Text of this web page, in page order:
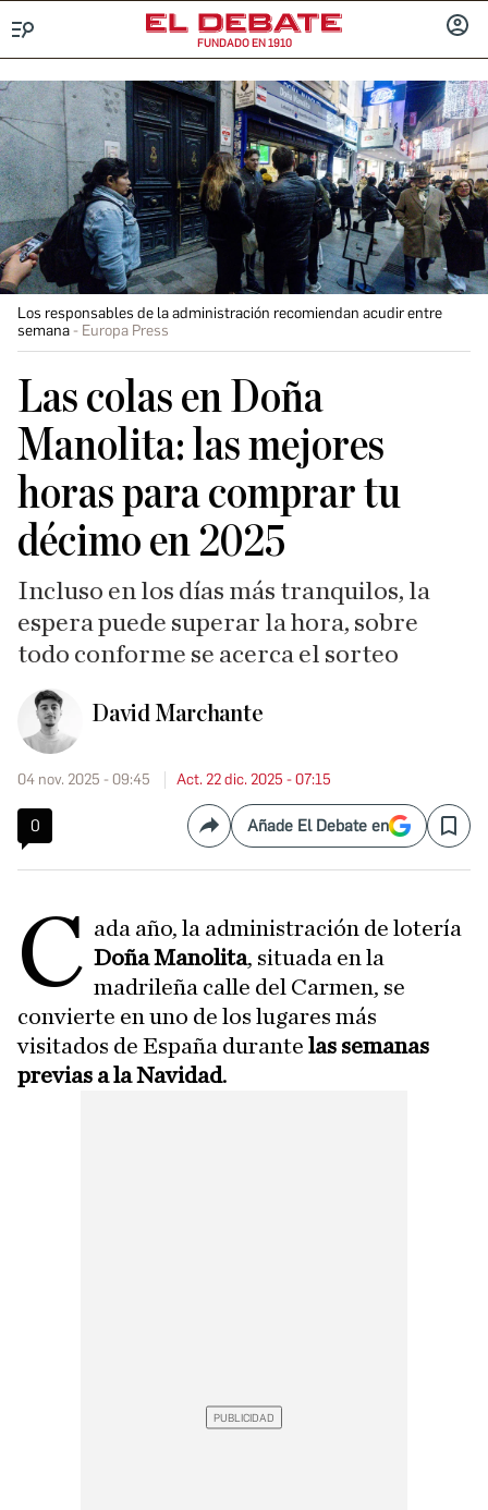
FUNDADO EN 1910
Los responsables de la administración recomiendan acudir entre
semana
Europa Press
Las colas en Doña
Manolita: las mejores
horas para comprar tu
décimo en 2025
Incluso en los días más tranquilos, la
espera puede superar la hora, sobre
todo conforme se acerca el sorteo
David Marchante
04 nov. 2025 - 09:45 Act. 22 dic. 2025 - 07:15
0 CompartirAñade El Debate en Save
C ada año, la administración de lotería
Doña Manolita, situada en la
madrileña calle del Carmen, se
convierte en uno de los lugares más
visitados de España durante las semanas
previas a la Navidad.